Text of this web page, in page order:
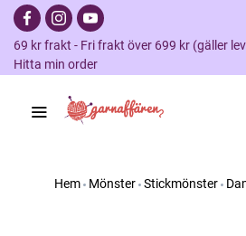
69 kr frakt - Fri frakt över 699 kr (gäller
Hitta min order
Hem Mönster Stickmönster